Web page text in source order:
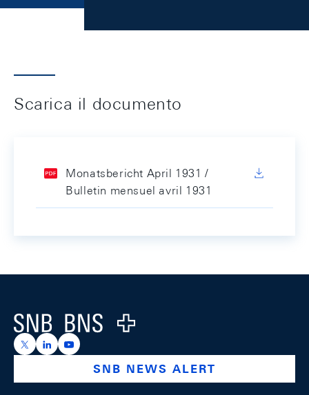
Scarica il documento
Monatsbericht April 1931 /
Bulletin mensuel avril 1931
Logo
https://x.com/snb_bns
https://ch.linkedin.com/company/swiss-national-
https://www.youtube.com/@swissnationalbank
SNB NEWS ALERT